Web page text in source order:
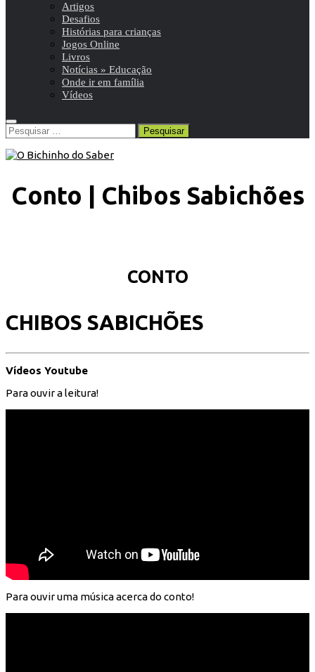
Artigos
Desafios
Histórias para crianças
Jogos Online
Livros
Notícias » Educação
Onde ir em família
Vídeos
Pesquisar
por:
Conto | Chibos Sabichões
CONTO
CHIBOS SABICHÕES
Vídeos Youtube
Para ouvir a leitura!
Para ouvir uma música acerca do conto!